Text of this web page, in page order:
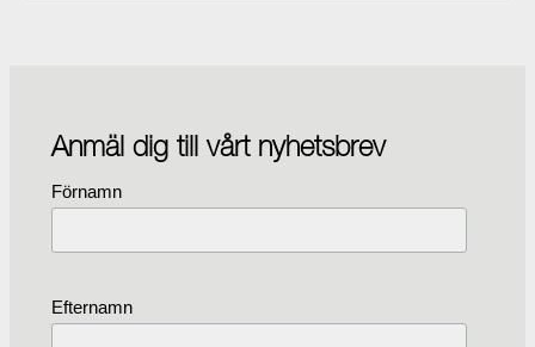
Anmäl dig till vårt nyhetsbrev
Förnamn
Efternamn